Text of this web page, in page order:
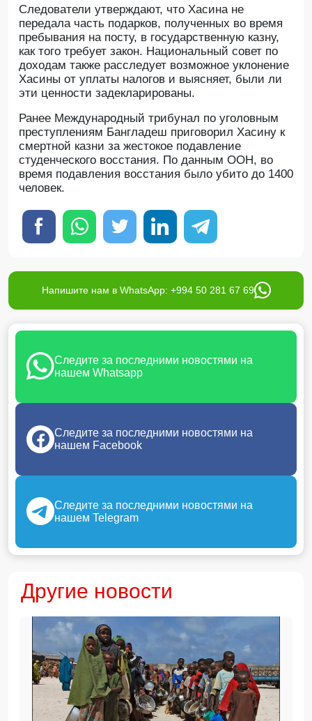
Следователи утверждают, что Хасина не
передала часть подарков, полученных во время
пребывания на посту, в государственную казну,
как того требует закон. Национальный совет по
доходам также расследует возможное уклонение
Хасины от уплаты налогов и выясняет, были ли
эти ценности задекларированы.
Ранее Международный трибунал по уголовным
преступлениям Бангладеш приговорил Хасину к
смертной казни за жестокое подавление
студенческого восстания. По данным ООН, во
время подавления восстания было убито до 1400
человек.
Напишите нам в WhatsApp: +994 50 281 67 69
Следите за последними новостями на
нашем Whatsapp
Следите за последними новостями на
нашем Facebook
Следите за последними новостями на
нашем Telegram
Другие новости